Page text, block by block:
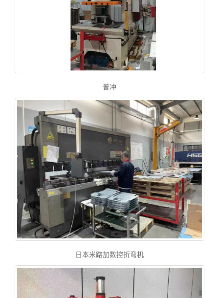
普冲
日本米路加数控折弯机